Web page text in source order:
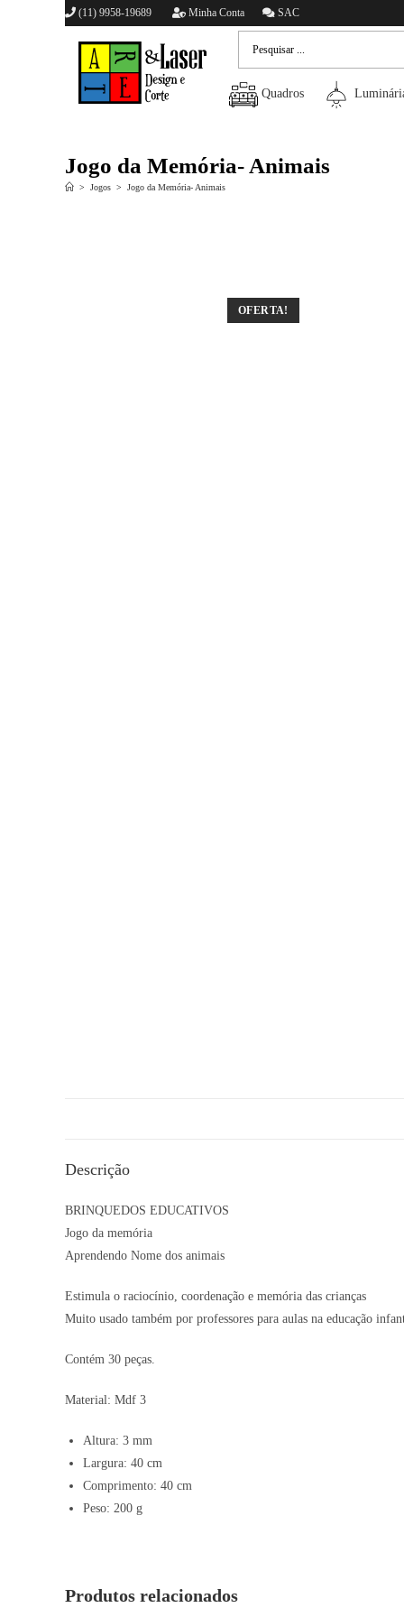
(11) 9958-19689 Minha Conta SAC
Quadros
Jogo da Memória- Animais
> Jogos > Jogo da Memória- Animais
OFERTA!
Descrição
BRINQUEDOS EDUCATIVOS
Jogo da memória
Aprendendo Nome dos animais
Estimula o raciocínio, coordenação e memória das crianças
Muito usado também por professores para aulas na educação
Contém 30 peças.
Material: Mdf 3
Altura: 3 mm
Largura: 40 cm
Comprimento: 40 cm
Peso: 200 g
Produtos relacionados